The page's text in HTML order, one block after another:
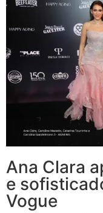
Ana Clara
e
Vogue